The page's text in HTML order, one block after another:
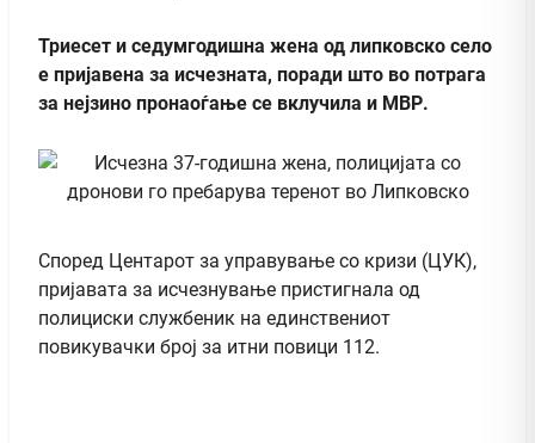
Триесет и седумгодишна жена од липковско село
е пријавена за исчезната, поради што во потрага
за нејзино пронаоѓање се вклучила и МВР.
Според Центарот за управување со кризи (ЦУК),
пријавата за исчезнување пристигнала од
полициски службеник на единствениот
повикувачки број за итни повици 112.